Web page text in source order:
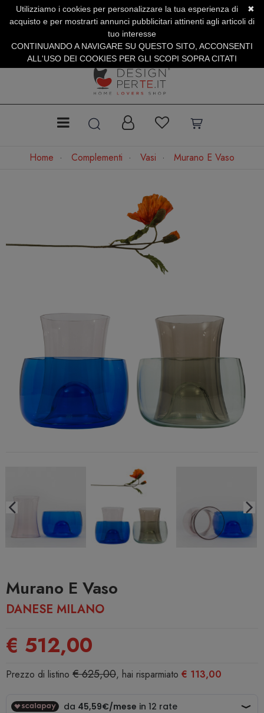
SERVIZIO CLIENTI +39.0773.470.562
SUMMER SALES | Fino al 31 Agosto
Home Complementi Vasi Murano E Vaso
Murano E Vaso
DANESE MILANO
€ 512,00
Prezzo di listino € 625,00, hai risparmiato € 113,00
✖
Utilizziamo i cookies per personalizzare la tua esperienza di
acquisto e per mostrarti annunci pubblicitari attinenti agli articoli di
tuo interesse
CONTINUANDO A NAVIGARE SU QUESTO SITO, ACCONSENTI
ALL'USO DEI COOKIES PER GLI SCOPI SOPRA CITATI